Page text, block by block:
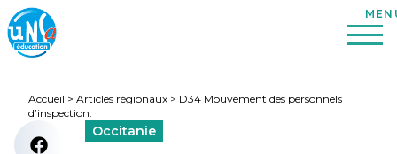
Accueil > Articles régionaux > D34 Mouvement des personnels
d’inspection.
Occitanie